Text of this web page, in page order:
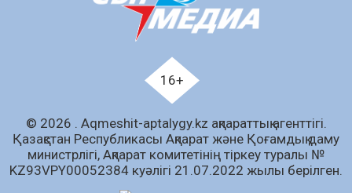
«Дауыс беру учаскесін қалай табуға болады?»￼
07.08.2026 76 0
Барлық жаңалық
16+
© 2026 . Аqmeshit-aptalygy.kz ақпараттық агенттігі.
Қазақстан Республикасы Ақпарат және Қоғамдық даму
министрлігі, Ақпарат комитетінің тіркеу туралы №
KZ93VPY00052384 куәлігі 21.07.2022 жылы берілген.